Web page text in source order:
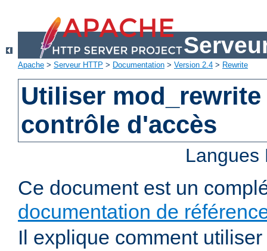
Apache > Serveur HTTP > Documentation > Version 2.4 > Rewrite
Utiliser
contrôle d'accès
Ce document est un
documentation de
Il explique comment utiliser